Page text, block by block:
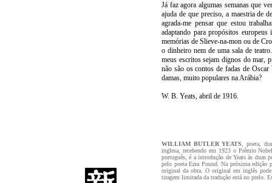
Já faz agora algumas semanas que
ajuda de que preciso, a maestria de
agrada-me pensar que estou
adaptando para propósitos
memórias de Slieve-na-mon ou de
o dinheiro nem de uma sala de
meus escritos sejam dignos do mar,
não são os contos de fadas de
damas, muito populares na Arábia?
W. B. Yeats, abril de 1916.
WILLIAM BUTLER YEATS
, poeta,
inglesa, recebendo em 1923 o Prêmio
português, é a introdução de Yeats às duas
pelo poeta Ezra Pound. Na próxima edição
original da obra. O original em inglês pode
tiragem limitada da tradução está no prelo.